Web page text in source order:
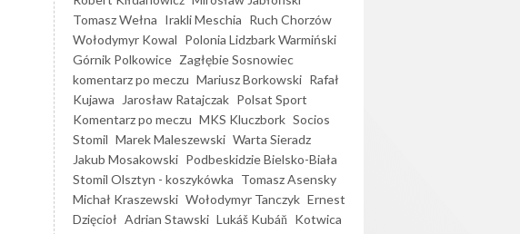
Tomasz Wełna Irakli Meschia Ruch Chorzów
Wołodymyr Kowal Polonia Lidzbark Warmiński
Górnik Polkowice Zagłębie Sosnowiec
komentarz po meczu Mariusz Borkowski Rafał
Kujawa
Jarosław Ratajczak Polsat Sport
Komentarz po meczu MKS Kluczbork Socios
Stomil Marek Maleszewski Warta Sieradz
Jakub Mosakowski Podbeskidzie Bielsko-Biała
Stomil Olsztyn - koszykówka Tomasz Asensky
Michał Kraszewski Wołodymyr Tanczyk Ernest
Dzięcioł Adrian Stawski Lukáš Kubáň Kotwica